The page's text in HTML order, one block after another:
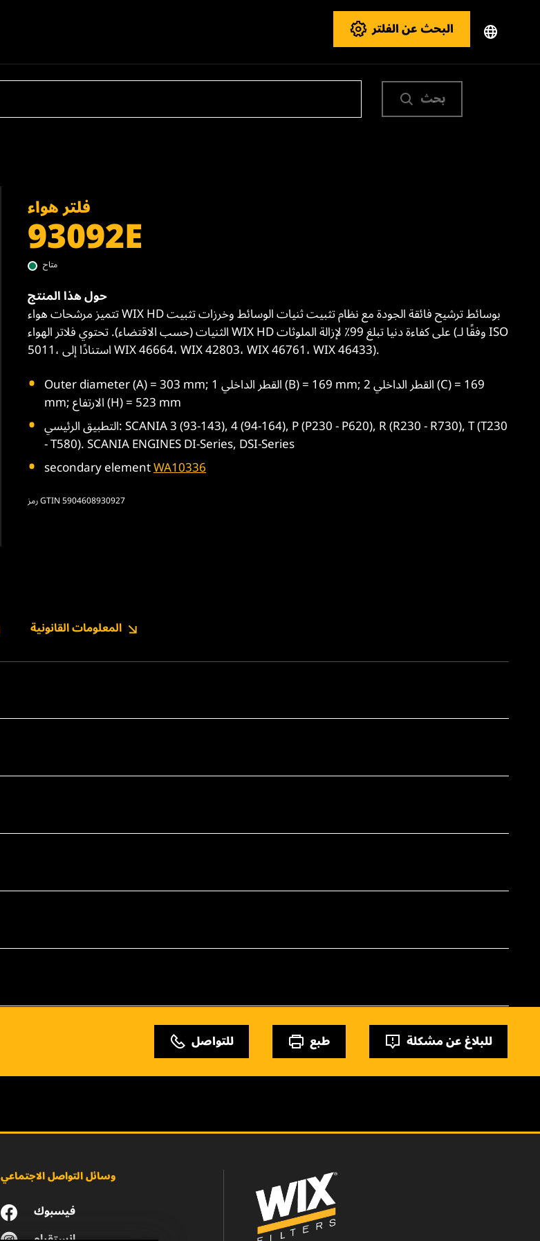
البحث عن الفلتر
بحث
فلتر هواء
93092E
متاح
حول هذا المنتج
تتميز مرشحات هواء WIX HD بوسائط ترشيح فائقة الجودة مع نظام تثبيت ثنيات الوسائط وخرزات تثبيت
الثنيات (حسب الاقتضاء). تحتوي فلاتر الهواء WIX HD على كفاءة دنيا تبلغ 99٪ لإزالة الملوثات (وفقًا لـ ISO
5011، استنادًا إلى WIX 46664، WIX 42803، WIX 46761، WIX 46433).
Outer diameter (A) = 303 mm; القطر الداخلي 1 (B) = 169 mm; القطر الداخلي 2 (C) = 169
mm; الارتفاع (H) = 523 mm
التطبيق الرئيسي: SCANIA 3 (93-143), 4 (94-164), P (P230 - P620), R (R230 - R730), T (T230
- T580). SCANIA ENGINES DI-Series, DSI-Series
secondary elementWA10336
رمز GTIN 5904608930927
المعلومات القانونية
للتواصل طبع للبلاغ عن مشكلة
وسائل التواصل الاجتماعي
فيسبوك